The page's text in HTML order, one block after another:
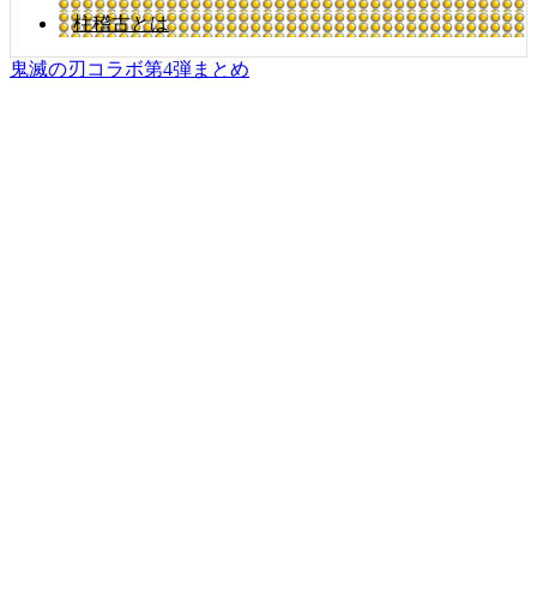
柱稽古とは
鬼滅の刃コラボ第4弾まとめ